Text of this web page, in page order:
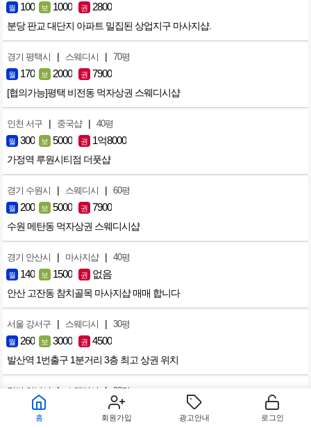
월 100 보 1000 권 2800
분당 판교 대단지 아파트 밀집된 상업지구 마사지샵.
경기 평택시 | 스웨디시 | 70평
월 170 보 2000 권 7900
[협의가능]평택 비전동 먹자상권 스웨디시샵
인천 서구 | 중국샵 | 40평
월 300 보 5000 권 1억8000
가정역 루원시티점 더풋샵
경기 수원시 | 스웨디시 | 60평
월 200 보 5000 권 7900
수원 메탄동 먹자상권 스웨디시샵
경기 안산시 | 마사지샵 | 40평
월 140 보 1500 권 없음
안산 고잔동 참치골목 마사지샵 매매 합니다
서울 강서구 | 스웨디시 | 30평
월 260 보 3000 권 4500
발산역 1번출구 1분거리 3층 최고 상권 위치
경기 하남시 | 스웨디시 | 20평
160 보 없음
홈 회원가입 광고안내 로그인